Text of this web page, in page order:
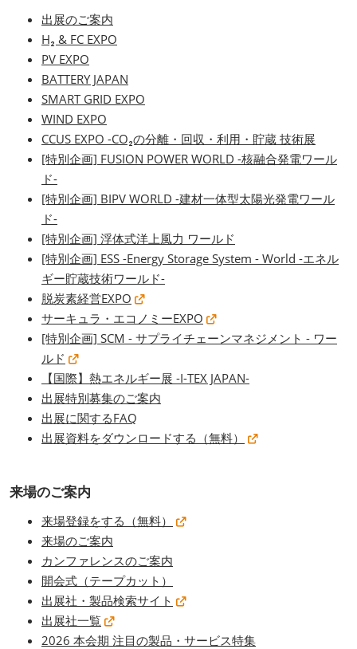
出展のご案内
H₂ & FC EXPO
PV EXPO
BATTERY JAPAN
SMART GRID EXPO
WIND EXPO
CCUS EXPO -CO₂の分離・回収・利用・貯蔵 技術展
[特別企画] FUSION POWER WORLD -核融合発電ワール
ド-
[特別企画] BIPV WORLD -建材一体型太陽光発電ワール
ド-
[特別企画] 浮体式洋上風力 ワールド
[特別企画] ESS -Energy Storage System - World -エネル
ギー貯蔵技術ワールド-
脱炭素経営EXPO
サーキュラ・エコノミーEXPO
[特別企画] SCM - サプライチェーンマネジメント - ワー
ルド
【国際】熱エネルギー展 -I-TEX JAPAN-
出展特別募集のご案内
出展に関するFAQ
出展資料をダウンロードする（無料）
来場のご案内
来場登録をする（無料）
来場のご案内
カンファレンスのご案内
開会式（テープカット）
出展社・製品検索サイト
出展社一覧
2026 本会期 注目の製品・サービス特集